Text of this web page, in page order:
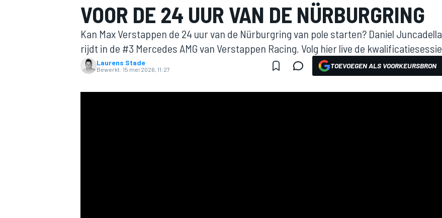
VOOR DE 24 UUR VAN DE NÜRBURGRING
Kan Max Verstappen de 24 uur van de Nürburgring van pole starten? Daniel Juncadella
rijdt in de #3 Mercedes AMG van Verstappen Racing. Volg hier live de kwalificatiesessie.
Laurens Stade
Bewerkt: 15 mei 2026, 11:27 TOEVOEGEN ALS VOORKEURSBRON